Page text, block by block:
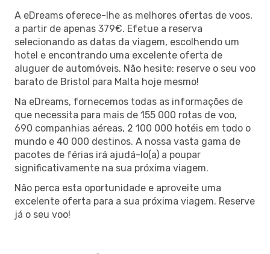
A eDreams oferece-lhe as melhores ofertas de voos,
a partir de apenas 379€. Efetue a reserva
selecionando as datas da viagem, escolhendo um
hotel e encontrando uma excelente oferta de
aluguer de automóveis. Não hesite: reserve o seu voo
barato de Bristol para Malta hoje mesmo!
Na eDreams, fornecemos todas as informações de
que necessita para mais de 155 000 rotas de voo,
690 companhias aéreas, 2 100 000 hotéis em todo o
mundo e 40 000 destinos. A nossa vasta gama de
pacotes de férias irá ajudá-lo(a) a poupar
significativamente na sua próxima viagem.
Não perca esta oportunidade e aproveite uma
excelente oferta para a sua próxima viagem. Reserve
já o seu voo!